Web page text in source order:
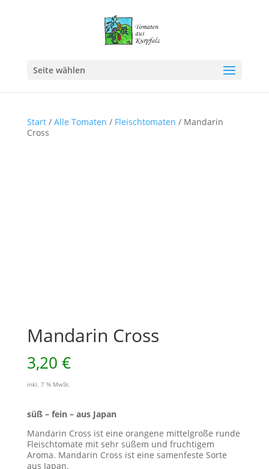
Seite wählen
Start/ Alle Tomaten / Fleischtomaten / Mandarin
Cross
Mandarin Cross
3,20 €
inkl. 7 % MwSt.
süß – fein – aus Japan
Mandarin Cross ist eine orangene mittelgroße runde
Fleischtomate mit sehr süßem und fruchtigem
Aroma. Mandarin Cross ist eine samenfeste Sorte
aus Japan.